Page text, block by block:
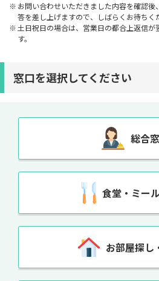
お問い合わせいただきました内容を確認
答を差し上げますので、しばらくお待ちく
⼟⽇祝⽇の場合は、営業⽇の都合上返信
す。
窓口を選択してください
総合
食堂・ミー
お部屋探し